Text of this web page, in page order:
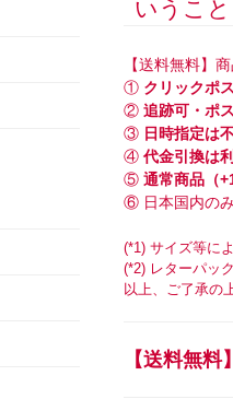
いうこと
【送料無料】
① クリックポ
② 追跡可・ポ
③ 日時指定は
④ 代金引換は
⑤ 通常商品（
⑥ 日本国内のみ
(*1) サイズ等に
(*2) レターパッ
以上、ご了承の
【送料無料】